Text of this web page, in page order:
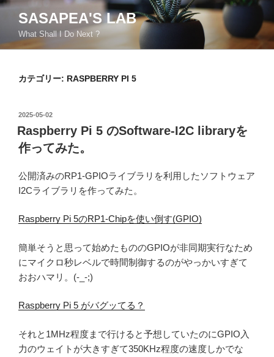
コ
ン
SASAPEA'S LAB
What Shall I Do Next ?
カテゴリー: RASPBERRY PI 5
投
稿
日:
2025-05-02
Raspberry Pi 5 のSoftware-I2C libraryを
作ってみた。
公開済みのRP1-GPIOライブラリを利用したソフトウェア
I2Cライブラリを作ってみた。
Raspberry Pi 5のRP1-Chipを使い倒す(GPIO)
簡単そうと思って始めたもののGPIOが非同期実行なため
にマイクロ秒レベルで時間制御するのがやっかいすぎて
おおハマリ。(-_-;)
Raspberry Pi 5 がバグッてる？
それと1MHz程度まで行けると予想していたのにGPIO入
力のウェイトが大きすぎて350KHz程度の速度しかでな